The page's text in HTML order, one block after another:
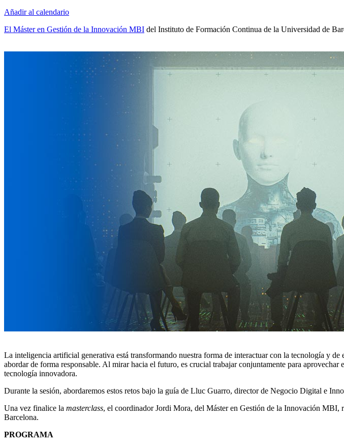
Añadir al calendario
El Máster en Gestión de la Innovación MBI del Instituto de Formación Continua de la Universidad de
La inteligencia artificial generativa está transformando nuestra forma de interactuar con la tecnología y
abordar de forma responsable. Al mirar hacia el futuro, es crucial trabajar conjuntamente para aprovechar
tecnología innovadora.
Durante la sesión, abordaremos estos retos bajo la guía de Lluc Guarro, director de Negocio Digital e
Una vez finalice la masterclass, el coordinador Jordi Mora, del Máster en Gestión de la Innovación
Barcelona.
PROGRAMA